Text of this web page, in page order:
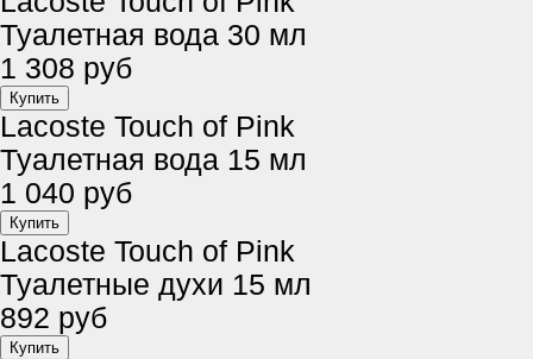
Туалетная вода 30 мл
1 308 руб
Lacoste Touch of Pink
Туалетная вода 15 мл
1 040 руб
Lacoste Touch of Pink
Туалетные духи 15 мл
892 руб